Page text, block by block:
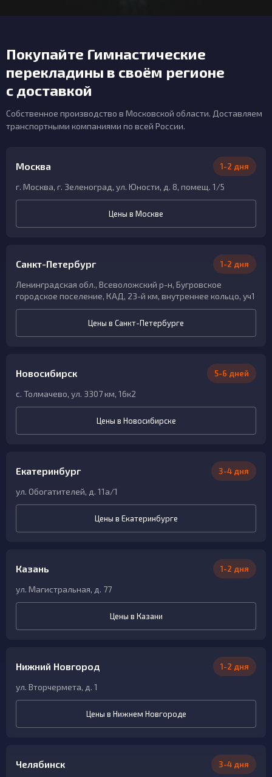
Покупайте Гимнастические
перекладины в своём регионе
с доставкой
Собственное производство в Московской области. Доставляем
транспортными компаниями по всей России.
Москва 1-2 дня
г. Москва, г. Зеленоград, ул. Юности, д. 8, помещ. 1/5
Цены в Москве
Санкт-Петербург 1-2 дня
Ленинградская обл., Всеволожский р-н, Бугровское
городское поселение, КАД, 23-й км, внутреннее кольцо, уч1
Цены в Санкт-Петербурге
Новосибирск 5-6 дней
с. Толмачево, ул. 3307 км, 16к2
Цены в Новосибирске
Екатеринбург 3-4 дня
ул. Обогатителей, д. 11а/1
Цены в Екатеринбурге
Казань 1-2 дня
ул. Магистральная, д. 77
Цены в Казани
Нижний Новгород 1-2 дня
ул. Вторчермета, д. 1
Цены в Нижнем Новгороде
Челябинск 3-4 дня